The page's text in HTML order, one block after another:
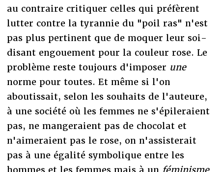
au contraire critiquer celles qui préfèrent
lutter contre la tyrannie du "poil ras" n'est
pas plus pertinent que de moquer leur soi-
disant engouement pour la couleur rose. Le
problème reste toujours d'imposer une
norme pour toutes. Et même si l'on
aboutissait, selon les souhaits de l'auteure,
à une société où les femmes ne s'épileraient
pas, ne mangeraient pas de chocolat et
n'aimeraient pas le rose, on n'assisterait
pas à une égalité symbolique entre les
hommes et les femmes mais à un féminisme